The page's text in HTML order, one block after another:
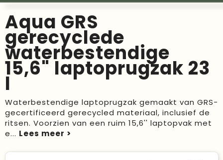
Tassen
Drinkwaren
Events
Give Aways
Geschenken
Kantoorartikelen
Events
Kerst
Verjaardagen
Voetbal, EK en WK
Aqua GRS
gerecyclede
waterbestendige
15,6" laptoprugzak 23
l
Waterbestendige laptoprugzak gemaakt van GRS-
gecertificeerd gerecycled materiaal, inclusief de
ritsen. Voorzien van een ruim 15,6'' laptopvak met
e...